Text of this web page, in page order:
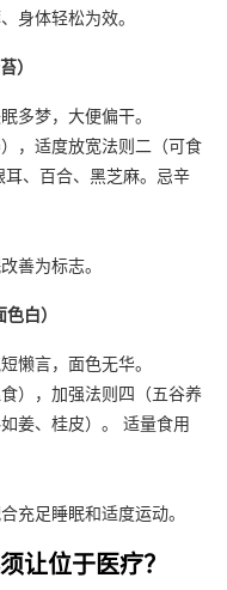
身体轻松为效。
）
多梦，大便偏干。
，适度放宽法则二（可食
、百合、黑芝麻。忌辛
善为标志。
白）
懒言，面色无华。
），加强法则四（五谷养
姜、桂皮）。 适量食用
充足睡眠和适度运动。
让位于医疗？